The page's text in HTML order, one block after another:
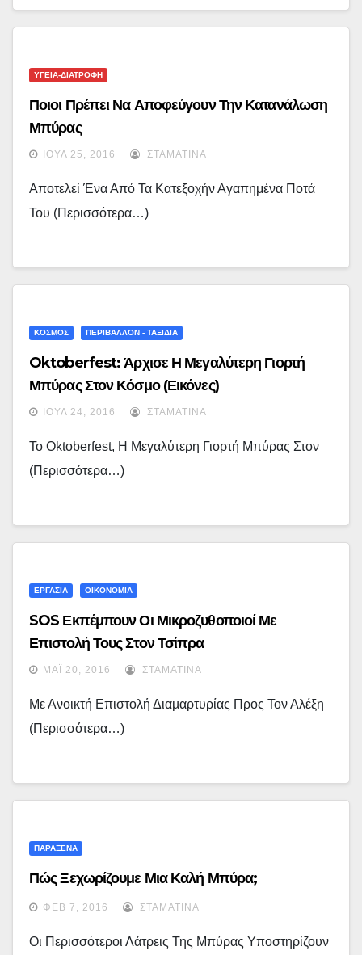
ΥΓΕΙΑ-ΔΙΑΤΡΟΦΗ
Ποιοι Πρέπει Να Αποφεύγουν Την Κατανάλωση
Μπύρας
ΙΟΎΛ 25, 2016 ΣΤΑΜΑΤΊΝΑ
Αποτελεί Ένα Από Τα Κατεξοχήν Αγαπημένα Ποτά
Του (περισσότερα…)
ΚΟΣΜΟΣ ΠΕΡΙΒΑΛΛΟΝ - ΤΑΞΙΔΙΑ
Oktoberfest: Άρχισε Η Μεγαλύτερη Γιορτή
Μπύρας Στον Κόσμο (εικόνες)
ΙΟΎΛ 24, 2016 ΣΤΑΜΑΤΊΝΑ
To Oktoberfest, Η Μεγαλύτερη Γιορτή Μπύρας Στον
(περισσότερα…)
ΕΡΓΑΣΙΑ ΟΙΚΟΝΟΜΙΑ
SOS Εκπέμπουν Οι Μικροζυθοποιοί Με
Επιστολή Τους Στον Τσίπρα
ΜΆΙ 20, 2016 ΣΤΑΜΑΤΊΝΑ
Με Ανοικτή Επιστολή Διαµαρτυρίας Προς Τον Αλέξη
(περισσότερα…)
ΠΑΡΑΞΕΝΑ
Πώς Ξεχωρίζουμε Μια Καλή Μπύρα;
ΦΕΒ 7, 2016 ΣΤΑΜΑΤΊΝΑ
Οι Περισσότεροι Λάτρεις Της Μπύρας Υποστηρίζουν